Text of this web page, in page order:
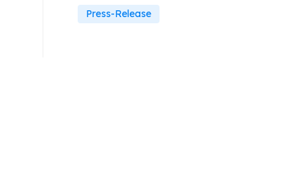
Press-Release